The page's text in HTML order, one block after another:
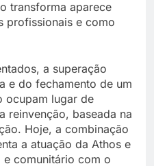
transforma aparece
profissionais e como
a superação
e do fechamento de um
ocupam lugar de
reinvenção, baseada na
Hoje, a combinação
a atuação da Athos e
comunitário com o